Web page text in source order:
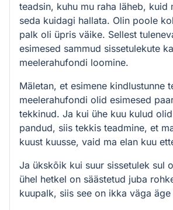
teadsin, kuhu mu raha läheb, kuid
seda kuidagi hallata. Olin poole
palk oli üpris väike. Sellest
esimesed sammud sissetulekute
meelerahufondi loomine.
Mäletan, et esimene kindlustunne
meelerahufondi olid esimesed
tekkinud. Ja kui ühe kuu kulud
pandud, siis tekkis teadmine, et
kuust kuusse, vaid ma elan kuu
Ja ükskõik kui suur sissetulek sul
ühel hetkel on säästetud juba
kuupalk, siis see on ikka väga äge